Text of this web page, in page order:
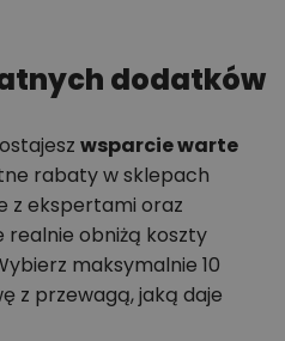
dodatków
wsparcie warte
rabaty w sklepach
z ekspertami oraz
obniżą koszty
maksymalnie 10
z przewagą, jaką daje